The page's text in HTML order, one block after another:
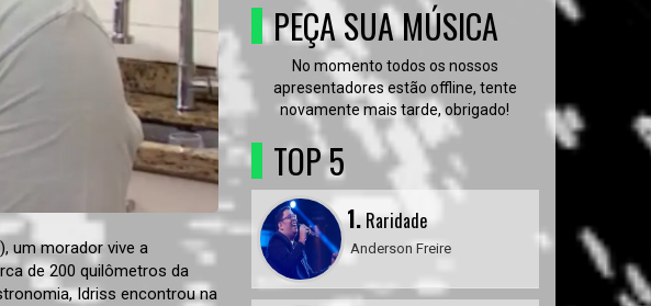
um morador vive a
de 200 quilômetros da
Idriss encontrou na
PEÇA SUA MÚSICA
No momento todos os nossos
apresentadores estão offline, tente
novamente mais tarde, obrigado!
TOP 5
1.Raridade
Anderson Freire